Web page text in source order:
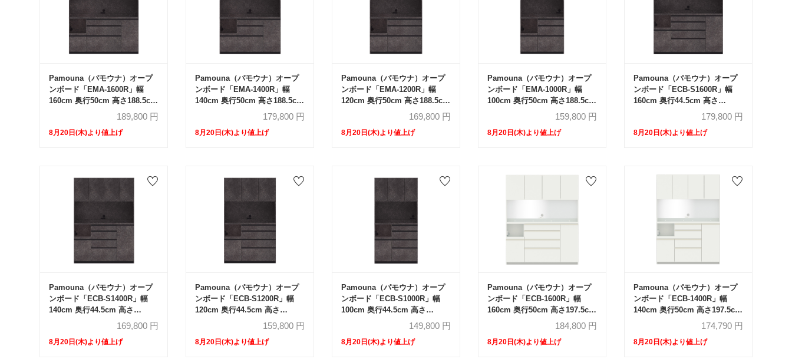
Pamouna（パモウナ）オープ
ンボード「EMA-1600R」幅
160cm 奥行50cm 高さ188.5cm
スライドドア レギュラーカウン
189,800円
8月20日(木)より値上げ
Pamouna（パモウナ）オープ
ンボード「EMA-1400R」幅
140cm 奥行50cm 高さ188.5cm
スライドドア レギュラーカウン
179,800円
8月20日(木)より値上げ
Pamouna（パモウナ）オープ
ンボード「EMA-1200R」幅
120cm 奥行50cm 高さ188.5cm
スライドドア レギュラーカウン
169,800 円
8月20日(木)より値上げ
Pamouna（パモウナ）オープ
ンボード「EMA-1000R」幅
100cm 奥行50cm 高さ188.5cm
スライドドア レギュラーカウン
159,800 円
8月20日(木)より値上げ
Pamouna（パモウナ）オープ
ンボード「ECB-S1600R」幅
160cm 奥行44.5cm 高さ
197.5cm 開き扉 ハイカウンタ
179,800 円
8月20日(木)より値上げ
Pamouna（パモウナ）オープ
ンボード「ECB-S1400R」幅
140cm 奥行44.5cm 高さ
197.5cm 開き扉 ハイカウンタ
169,800円
8月20日(木)より値上げ
Pamouna（パモウナ）オープ
ンボード「ECB-S1200R」幅
120cm 奥行44.5cm 高さ
197.5cm 開き扉 ハイカウンタ
159,800円
8月20日(木)より値上げ
Pamouna（パモウナ）オープ
ンボード「ECB-S1000R」幅
100cm 奥行44.5cm 高さ
197.5cm 開き扉 ハイカウンタ
149,800 円
8月20日(木)より値上げ
Pamouna（パモウナ）オープ
ンボード「ECB-1600R」幅
160cm 奥行50cm 高さ197.5cm
開き扉 ハイカウンター 全3色
184,800 円
8月20日(木)より値上げ
Pamouna（パモウナ）オープ
ンボード「ECB-1400R」幅
140cm 奥行50cm 高さ197.5cm
開き扉 ハイカウンター 全3色
174,790 円
8月20日(木)より値上げ